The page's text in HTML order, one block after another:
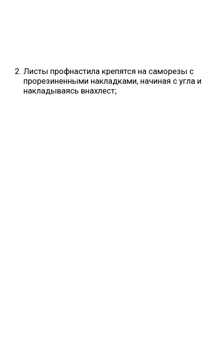
Листы профнастила крепятся на саморезы с
прорезиненными накладками, начиная с угла и
накладываясь внахлест;